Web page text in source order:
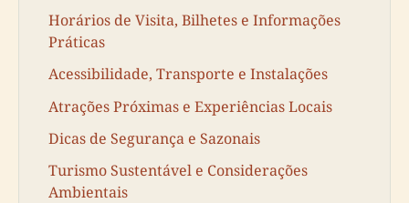
Horários de Visita, Bilhetes e Informações
Práticas
Acessibilidade, Transporte e Instalações
Atrações Próximas e Experiências Locais
Dicas de Segurança e Sazonais
Turismo Sustentável e Considerações
Ambientais